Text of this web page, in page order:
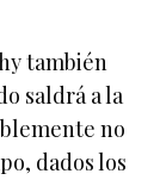
también
saldrá a la
no
dados los